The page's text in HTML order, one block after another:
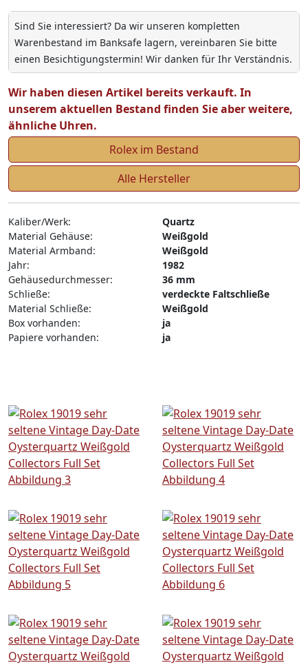
Sind Sie interessiert? Da wir unseren kompletten
Warenbestand im Banksafe lagern, vereinbaren Sie bitte
einen Besichtigungstermin! Wir danken für Ihr Verständnis.
Wir haben diesen Artikel bereits verkauft. In
unserem aktuellen Bestand finden Sie aber weitere,
ähnliche Uhren.
Rolex im Bestand
Alle Hersteller
Kaliber/Werk:
Quartz
Material Gehäuse:
Weißgold
Material Armband:
Weißgold
Jahr:
1982
Gehäusedurchmesser:
36 mm
Schließe:
verdeckte Faltschließe
Material Schließe:
Weißgold
Box vorhanden:
ja
Papiere vorhanden:
ja